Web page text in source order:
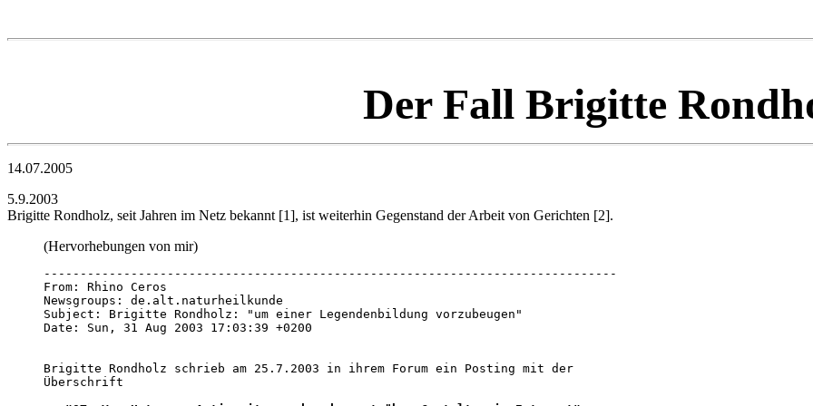
Der Fall Brigitte
14.07.2005
5.9.2003
Brigitte Rondholz, seit Jahren im Netz bekannt [1], ist weiterhin Gegenstand der Arbeit von Gerichten [2].
(Hervorhebungen von mir)
-------------------------------------------------------------------------------
From: Rhino Ceros
Newsgroups: de.alt.naturheilkunde
Subject: Brigitte Rondholz: "um einer Legendenbildung vorzubeugen"
Date: Sun, 31 Aug 2003 17:03:39 +0200
Brigitte Rondholz schrieb am 25.7.2003 in ihrem Forum ein Posting mit der
Überschrift